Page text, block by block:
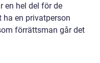
en hel del för de
en privatperson
förrättsman går det